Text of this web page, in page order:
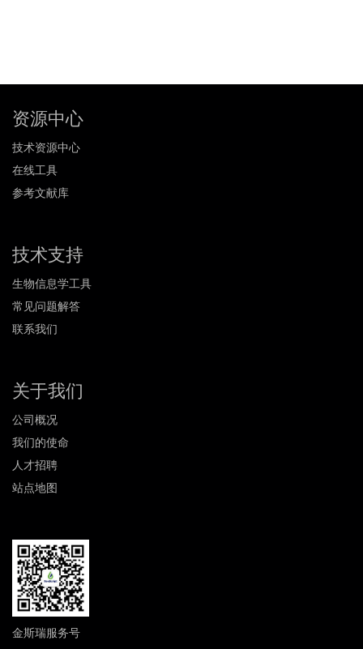
资源中心
技术资源中心
在线工具
参考文献库
技术支持
生物信息学工具
常见问题解答
联系我们
关于我们
公司概况
我们的使命
人才招聘
站点地图
金斯瑞服务号